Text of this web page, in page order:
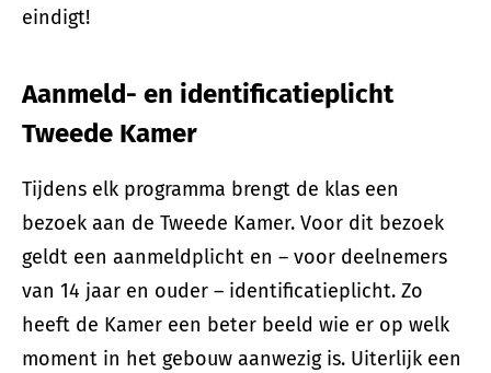
eindigt!
Aanmeld- en identificatieplicht
Tweede Kamer
Tijdens elk programma brengt de klas een
bezoek aan de Tweede Kamer. Voor dit bezoek
geldt een aanmeldplicht en – voor deelnemers
van 14 jaar en ouder – identificatieplicht. Zo
heeft de Kamer een beter beeld wie er op welk
moment in het gebouw aanwezig is. Uiterlijk een